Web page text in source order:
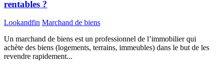
rentables ?
Lookandfin Marchand de biens
Un marchand de biens est un professionnel de l’immobilier qui
achète des biens (logements, terrains, immeubles) dans le but de les
revendre rapidement...